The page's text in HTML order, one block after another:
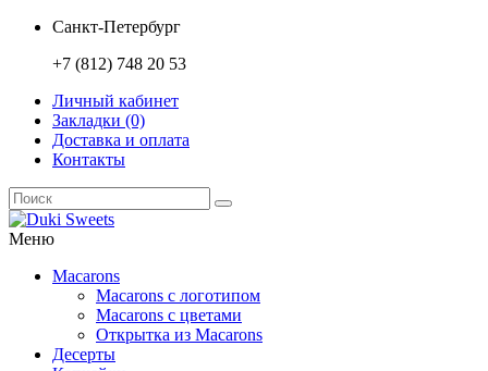
Санкт-Петербург
+7 (812) 748 20 53
Личный кабинет
Закладки (0)
Доставка и оплата
Контакты
Меню
Macarons
Macarons с логотипом
Macarons с цветами
Открытка из Macarons
Десерты